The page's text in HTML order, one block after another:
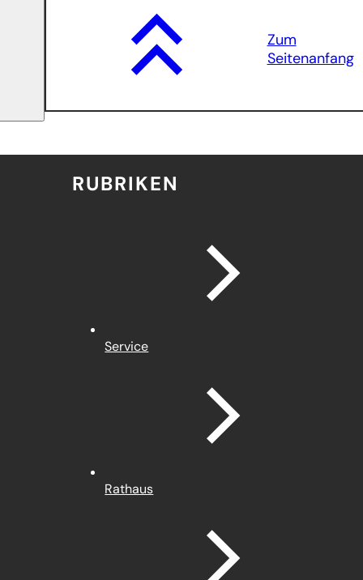
Zum
Seitenanfang
RUBRIKEN
Service
Rathaus